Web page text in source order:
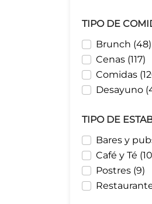
TIPO DE
Brunch (48)
Cenas (117)
Comidas
Desayuno
TIPO DE
Bares y
Café y Té
Postres (9)